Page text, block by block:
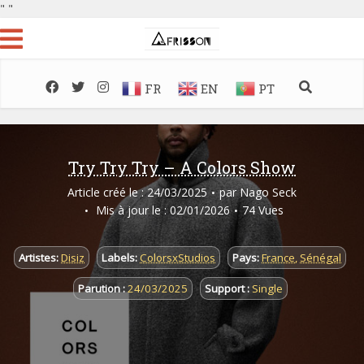
" "
FR EN PT
Try Try Try – A Colors Show
Article créé le : 24/03/2025 par Nago Seck
Mis à jour le : 02/01/2026
74 Vues
Artistes:Disiz Labels:ColorsxStudios Pays:France, Sénégal
Parution :24/03/2025 Support :Single